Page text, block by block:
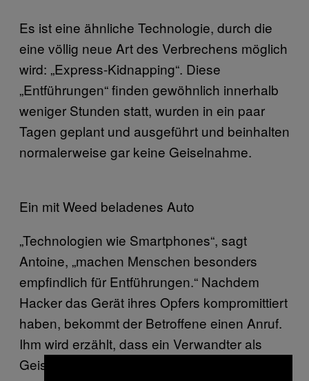
Es ist eine ähnliche Technologie, durch die
eine völlig neue Art des Verbrechens möglich
wird: „Express-Kidnapping“. Diese
„Entführungen“ finden gewöhnlich innerhalb
weniger Stunden statt, wurden in ein paar
Tagen geplant und ausgeführt und beinhalten
normalerweise gar keine Geiselnahme.
Ein mit Weed beladenes Auto
„Technologien wie Smartphones“, sagt
Antoine, „machen Menschen besonders
empfindlich für Entführungen.“ Nachdem
Hacker das Gerät ihres Opfers kompromittiert
haben, bekommt der Betroffene einen Anruf.
Ihm wird erzählt, dass ein Verwandter als
Geisel genommen wurde—diese